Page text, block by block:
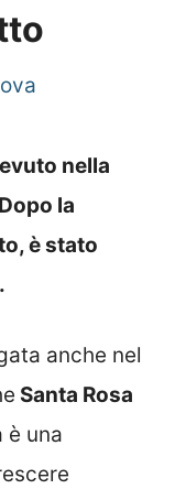
nella
opo la
è stato
anche nel
Santa Rosa
è una